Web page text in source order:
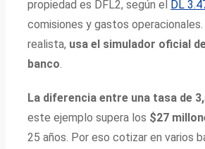
propiedad es DFL2, según el DL
comisiones y gastos
realista, usa el simulador oficial
banco.
La diferencia entre una tasa de
este ejemplo supera los $27
25 años. Por eso cotizar en varios